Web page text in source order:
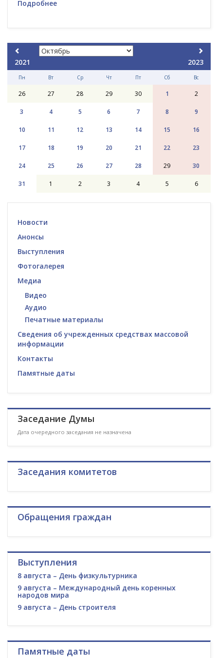
Подробнее
2021 2023
Пн Вт Ср Чт Пт Сб Вс
26 27 28 29 30 1 2
3 4 5 6 7 8 9
10 11 12 13 14 15 16
17 18 19 20 21 22 23
24 25 26 27 28 29 30
31 1 2 3 4 5 6
Новости
Анонсы
Выступления
Фотогалерея
Медиа
Видео
Аудио
Печатные материалы
Сведения об учрежденных средствах массовой
информации
Контакты
Памятные даты
Заседание Думы
Дата очередного заседания не назначена
Заседания комитетов
Обращения граждан
Выступления
8 августа – День физкультурника
9 августа – Международный день коренных
народов мира
9 августа – День строителя
Памятные даты